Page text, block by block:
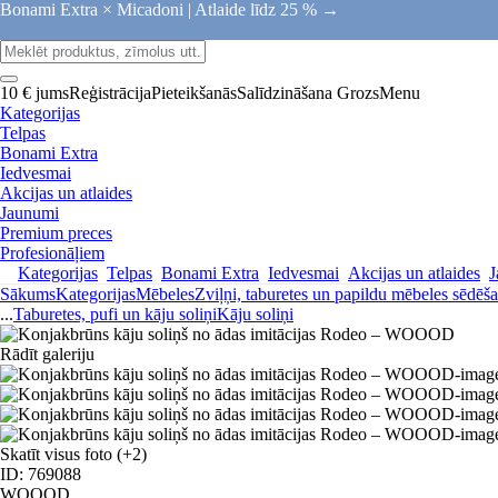
Bonami Extra × Micadoni | Atlaide līdz 25 % →
10 € jumsReģistrācijaPieteikšanāsSalīdzināšana GrozsMenu
Kategorijas
Telpas
Bonami Extra
Iedvesmai
Akcijas un atlaides
Jaunumi
Premium preces
Profesionāļiem
Kategorijas Telpas Bonami Extra Iedvesmai Akcijas un atlaides
SākumsKategorijasMēbelesZviļņi, taburetes un papildu mēbeles
...Taburetes, pufi un kāju soliņiKāju soliņi
Rādīt galeriju
Skatīt visus foto (+2)
ID: 769088
WOOOD